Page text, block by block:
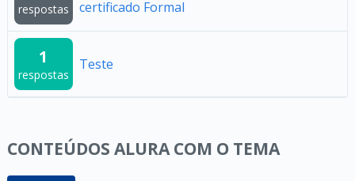
respostas
certificado Formal
1
respostas
Teste
CONTEÚDOS ALURA COM O TEMA